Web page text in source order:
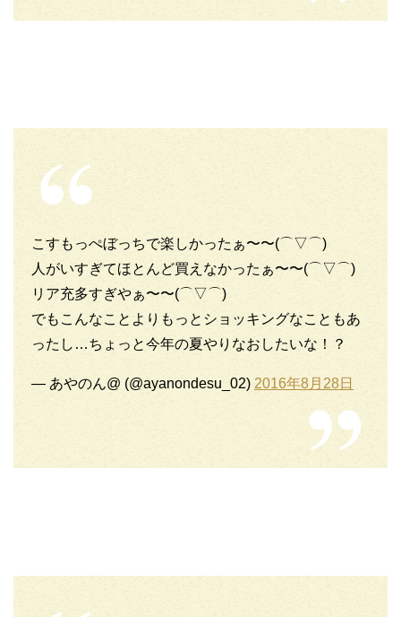
こすもっぺぼっちで楽しかったぁ〜〜(⌒▽⌒)
人がいすぎてほとんど買えなかったぁ〜〜(⌒▽⌒)
リア充多すぎやぁ〜〜(⌒▽⌒)
でもこんなことよりもっとショッキングなこともあ
ったし…ちょっと今年の夏やりなおしたいな！？
— あやのん@ (@ayanondesu_02) 2016年8月28日